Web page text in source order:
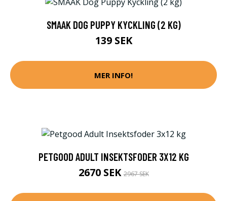
SMAAK DOG PUPPY KYCKLING (2 KG)
139 SEK
MER INFO!
PETGOOD ADULT INSEKTSFODER 3X12 KG
2670 SEK2967 SEK